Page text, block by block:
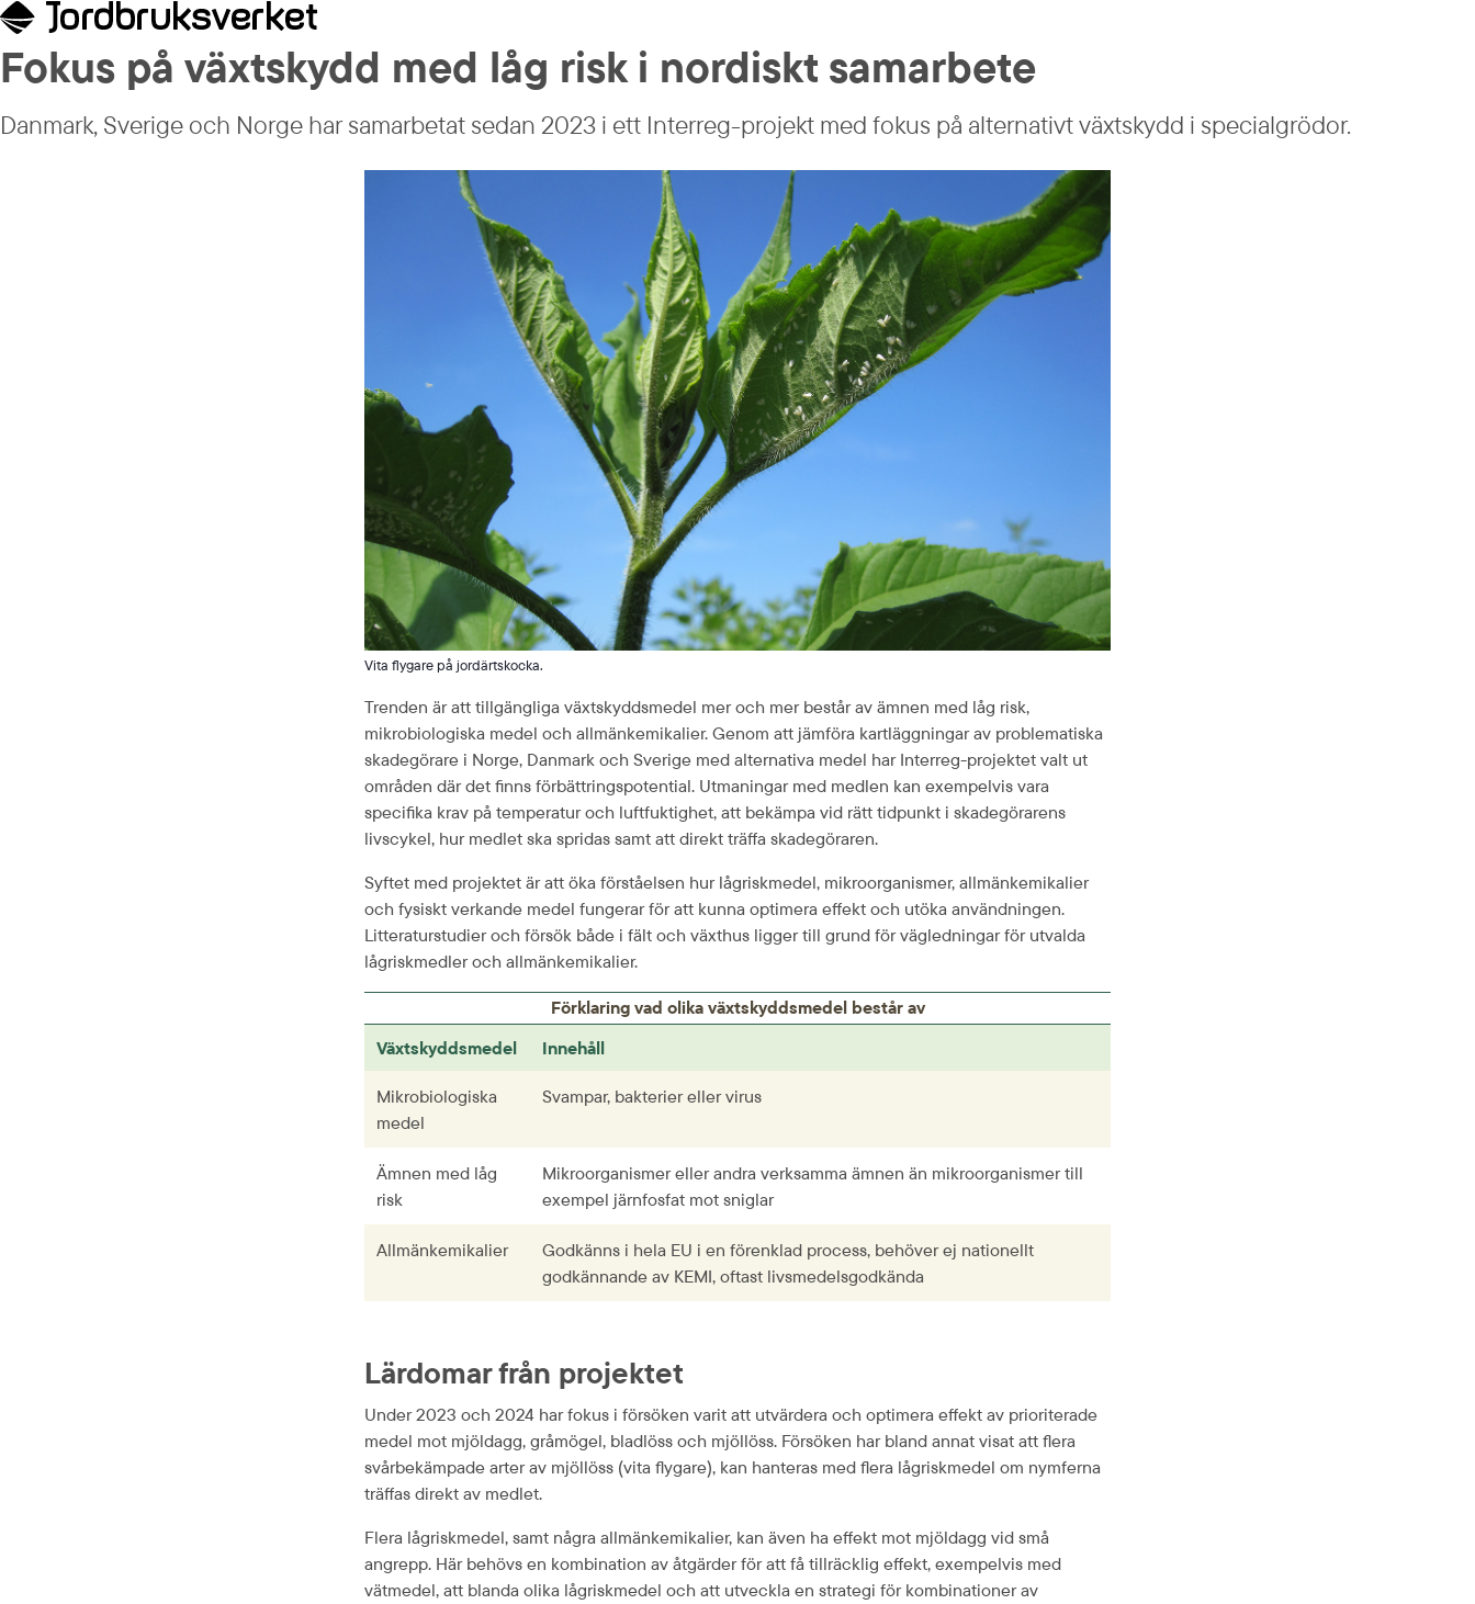
Fokus på växtskydd med låg risk i nordiskt samarbete
Danmark, Sverige och Norge har samarbetat sedan 2023 i ett Interreg-projekt med fokus på alternativt växtskydd i specialgrödor.
Vita flygare på jordärtskocka.
Trenden är att tillgängliga växtskyddsmedel mer och mer består av ämnen med låg risk,
mikrobiologiska medel och allmänkemikalier. Genom att jämföra kartläggningar av problematiska
skadegörare i Norge, Danmark och Sverige med alternativa medel har Interreg-projektet valt ut
områden där det finns förbättrings­potential. Utmaningar med medlen kan exempelvis vara
specifika krav på temperatur och luftfuktighet, att bekämpa vid rätt tidpunkt i skadegörarens
livscykel, hur medlet ska spridas samt att direkt träffa skadegöraren.
Syftet med projektet är att öka förståelsen hur lågriskmedel, mikro­organismer, allmän­kemikalier
och fysiskt verkande medel fungerar för att kunna optimera effekt och utöka användningen.
Litteraturstudier och försök både i fält och växthus ligger till grund för vägledningar för utvalda
lågriskmedler och allmän­kemikalier.
Förklaring vad olika växtskyddsmedel består av
Växtskyddsmedel
Innehåll
Mikrobiologiska
medel
Svampar, bakterier eller virus
Ämnen med låg
risk
Mikroorganismer eller andra verksamma ämnen än mikroorganismer till
exempel järnfosfat mot sniglar
Allmänkemikalier
Godkänns i hela EU i en förenklad process, behöver ej nationellt
godkännande av KEMI, oftast livsmedels­godkända
Lärdomar från projektet
Under 2023 och 2024 har fokus i försöken varit att utvärdera och optimera effekt av prioriterade
medel mot mjöldagg, gråmögel, bladlöss och mjöllöss. Försöken har bland annat visat att flera
svårbekämpade arter av mjöllöss (vita flygare), kan hanteras med flera lågriskmedel om nymferna
träffas direkt av medlet.
Flera lågriskmedel, samt några allmänkemikalier, kan även ha effekt mot mjöldagg vid små
angrepp. Här behövs en kombination av åtgärder för att få tillräcklig effekt, exempelvis med
vätmedel, att blanda olika lågriskmedel och att utveckla en strategi för kombinationer av